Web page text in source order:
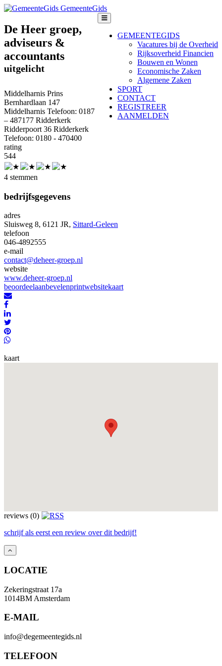
GemeenteGids
GEMEENTEGIDS
Vacatures bij de Overheid
Rijksoverheid Financien
Bouwen en Wonen
Economische Zaken
Algemene Zaken
SPORT
CONTACT
REGISTREER
AANMELDEN
De Heer groep,
adviseurs &
accountants
uitgelicht
Middelharnis Prins
Bernhardlaan 147
Middelharnis Telefoon: 0187
– 487177 Ridderkerk
Ridderpoort 36 Ridderkerk
Telefoon: 0180 - 470400
rating
544
4 stemmen
bedrijfsgegevens
adres
Sluisweg 8, 6121 JR, Sittard-Geleen
telefoon
046-4892555
e-mail
contact@deheer-groep.nl
website
www.deheer-groep.nl
beoordeelaanbevelenprintwebsitekaart
kaart
reviews (0)
schrijf als eerst een review over dit bedrijf!
LOCATIE
Zekeringstraat 17a
1014BM Amsterdam
E-MAIL
info@degemeentegids.nl
TELEFOON